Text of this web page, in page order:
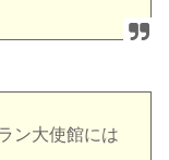
ン大使館には